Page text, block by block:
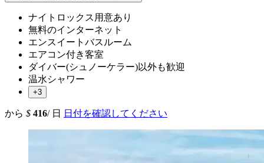
ナイトロックス用意あり
無料のインターネット
エンスイートバスルーム
エアコン付き客室
ダイバー(シュノーケラー)以外も歓迎
温水シャワー
+3
から $ 416/ 日 日付を確認してください